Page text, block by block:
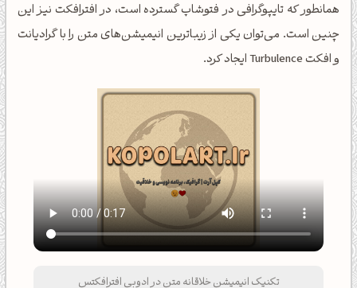
همانطور که تایپوگرافی در فتوشاپ گسترده است، در افترافکت نیز این
چنین است. می‌توان یکی از زیباترین انیمیشن‌های متن را با گرادیانت
و افکت Turbulence ایجاد کرد.
تکنیک انیمیشن خلاقانه متن در ادوبی افترافکتس